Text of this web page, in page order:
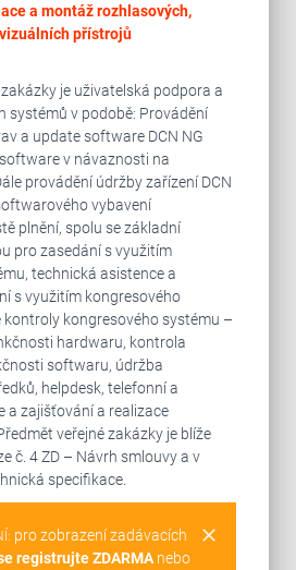
a montáž rozhlasových,
přístrojů
je uživatelská podpora a
systémů v podobě: Provádění
a update software DCN NG
v návaznosti na
provádění údržby zařízení DCN
vybavení
plnění, spolu se základní
pro zasedání s využitím
technická asistence a
s využitím kongresového
kontroly kongresového systému –
hardwaru, kontrola
softwaru, údržba
helpdesk, telefonní a
a zajišťování a realizace
veřejné zakázky je blíže
č. 4 ZD – Návrh smlouvy a v
specifikace.
clear
pro zobrazení zadávacích
registrujte ZDARMAnebo